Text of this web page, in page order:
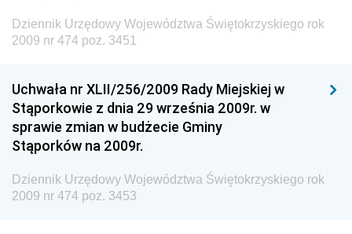
Dziennik Urzędowy Unii Europejskiej, L
Dziennik Urzędowy Ministerstwa Komunikacji
Chemicznego i Lekkiego
Dziennik Urzędowy Ministerstwa Rolnictwa i
Gospodarki Żywnościowej
Społecznej
Dziennik Urzędowy Ministra Cyfryzacji
Dziennik Urzędowy Województwa Świętokrzyskiego rok
2009 nr 474 poz. 3451
Uchwała nr XLII/256/2009 Rady Miejskiej w
Stąporkowie z dnia 29 września 2009r. w
sprawie zmian w budżecie Gminy
Stąporków na 2009r.
Dziennik Urzędowy Województwa Świętokrzyskiego rok
2009 nr 474 poz. 3453